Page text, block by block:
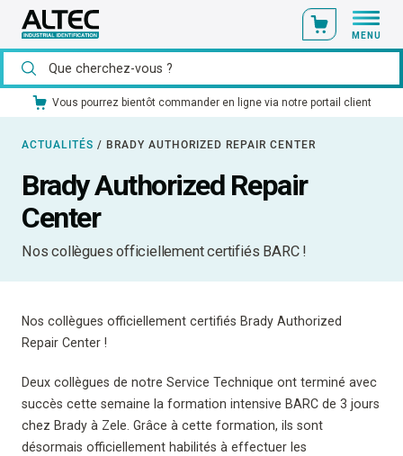
MENU
Vous pourrez bientôt commander en ligne via notre portail client
ACTUALITÉS / BRADY AUTHORIZED REPAIR CENTER
Brady Authorized Repair
Center
Nos collègues officiellement certifiés BARC !
Nos collègues officiellement certifiés Brady Authorized
Repair Center !
Deux collègues de notre Service Technique ont terminé avec
succès cette semaine la formation intensive BARC de 3 jours
chez Brady à Zele. Grâce à cette formation, ils sont
désormais officiellement habilités à effectuer les